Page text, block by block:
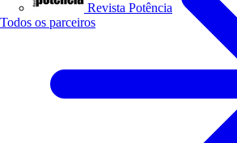
Revista Potência
Todos os parceiros